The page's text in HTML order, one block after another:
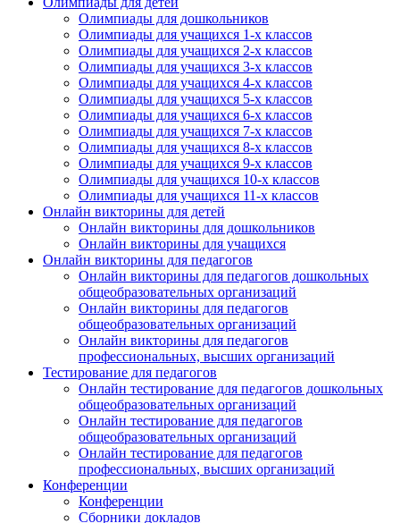
Олимпиады для дошкольников
Олимпиады для учащихся 1-х классов
Олимпиады для учащихся 2-х классов
Олимпиады для учащихся 3-х классов
Олимпиады для учащихся 4-х классов
Олимпиады для учащихся 5-х классов
Олимпиады для учащихся 6-х классов
Олимпиады для учащихся 7-х классов
Олимпиады для учащихся 8-х классов
Олимпиады для учащихся 9-х классов
Олимпиады для учащихся 10-х классов
Олимпиады для учащихся 11-х классов
Онлайн викторины для детей
Онлайн викторины для дошкольников
Онлайн викторины для учащихся
Онлайн викторины для педагогов
Онлайн викторины для педагогов дошкольных
общеобразовательных организаций
Онлайн викторины для педагогов
общеобразовательных организаций
Онлайн викторины для педагогов
профессиональных, высших организаций
Тестирование для педагогов
Онлайн тестирование для педагогов дошкольных
общеобразовательных организаций
Онлайн тестирование для педагогов
общеобразовательных организаций
Онлайн тестирование для педагогов
профессиональных, высших организаций
Конференции
Конференции
Сборники докладов